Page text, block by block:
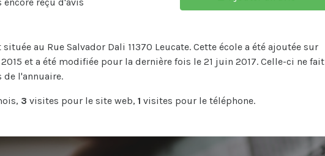
au Rue Salvador Dali 11370 Leucate. Cette école a été ajoutée sur
et a été modifiée pour la dernière fois le 21 juin 2017. Celle-ci ne fait
de l'annuaire.
3 visites pour le site web, 1 visites pour le téléphone.